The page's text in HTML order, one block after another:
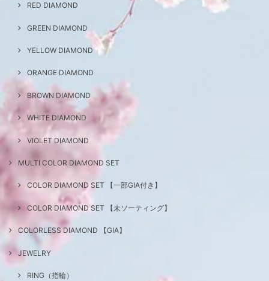
RED DIAMOND
GREEN DIAMOND
YELLOW DIAMOND
ORANGE DIAMOND
BROWN DIAMOND
WHITE DIAMOND
VIOLET DIAMOND
MULTI COLOR DIAMOND SET
COLOR DIAMOND SET 【一部GIA付き】
COLOR DIAMOND SET 【未ソーティング】
COLORLESS DIAMOND 【GIA】
JEWELRY
RING（指輪）